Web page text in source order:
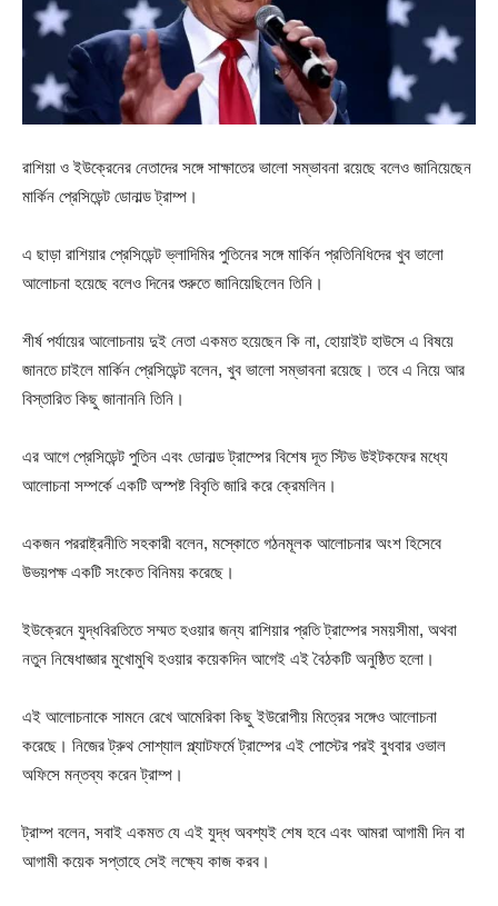
রাশিয়া ও ইউক্রেনের নেতাদের সঙ্গে সাক্ষাতের ভালো সম্ভাবনা রয়েছে বলেও জানিয়েছেন
মার্কিন প্রেসিডেন্ট ডোনাল্ড ট্রাম্প।
এ ছাড়া রাশিয়ার প্রেসিডেন্ট ভ্লাদিমির পুতিনের সঙ্গে মার্কিন প্রতিনিধিদের খুব ভালো
আলোচনা হয়েছে বলেও দিনের শুরুতে জানিয়েছিলেন তিনি।
শীর্ষ পর্যায়ের আলোচনায় দুই নেতা একমত হয়েছেন কি না, হোয়াইট হাউসে এ বিষয়ে
জানতে চাইলে মার্কিন প্রেসিডেন্ট বলেন, খুব ভালো সম্ভাবনা রয়েছে। তবে এ নিয়ে আর
বিস্তারিত কিছু জানাননি তিনি।
এর আগে প্রেসিডেন্ট পুতিন এবং ডোনাল্ড ট্রাম্পের বিশেষ দূত স্টিভ উইটকফের মধ্যে
আলোচনা সম্পর্কে একটি অস্পষ্ট বিবৃতি জারি করে ক্রেমলিন।
একজন পররাষ্ট্রনীতি সহকারী বলেন, মস্কোতে গঠনমূলক আলোচনার অংশ হিসেবে
উভয়পক্ষ একটি সংকেত বিনিময় করেছে।
ইউক্রেনে যুদ্ধবিরতিতে সম্মত হওয়ার জন্য রাশিয়ার প্রতি ট্রাম্পের সময়সীমা, অথবা
নতুন নিষেধাজ্ঞার মুখোমুখি হওয়ার কয়েকদিন আগেই এই বৈঠকটি অনুষ্ঠিত হলো।
এই আলোচনাকে সামনে রেখে আমেরিকা কিছু ইউরোপীয় মিত্রের সঙ্গেও আলোচনা
করেছে। নিজের ট্রুথ সোশ্যাল প্ল্যাটফর্মে ট্রাম্পের এই পোস্টের পরই বুধবার ওভাল
অফিসে মন্তব্য করেন ট্রাম্প।
ট্রাম্প বলেন, সবাই একমত যে এই যুদ্ধ অবশ্যই শেষ হবে এবং আমরা আগামী দিন বা
আগামী কয়েক সপ্তাহে সেই লক্ষ্যে কাজ করব।